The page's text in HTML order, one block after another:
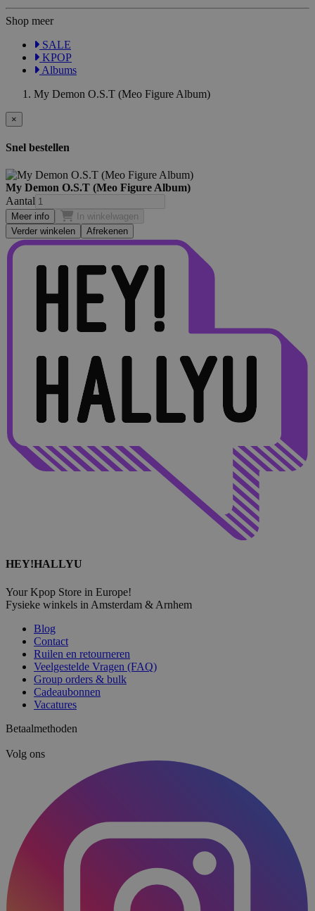
Shop meer
SALE
KPOP
Albums
My Demon O.S.T (Meo Figure Album)
×
Snel bestellen
My Demon O.S.T (Meo Figure Album)
Aantal
Meer info
In winkelwagen
Verder winkelen
Afrekenen
HEY!HALLYU
Your Kpop Store in Europe!
Fysieke winkels in Amsterdam & Arnhem
Blog
Contact
Ruilen en retourneren
Veelgestelde Vragen (FAQ)
Group orders & bulk
Cadeaubonnen
Vacatures
Betaalmethoden
Volg ons